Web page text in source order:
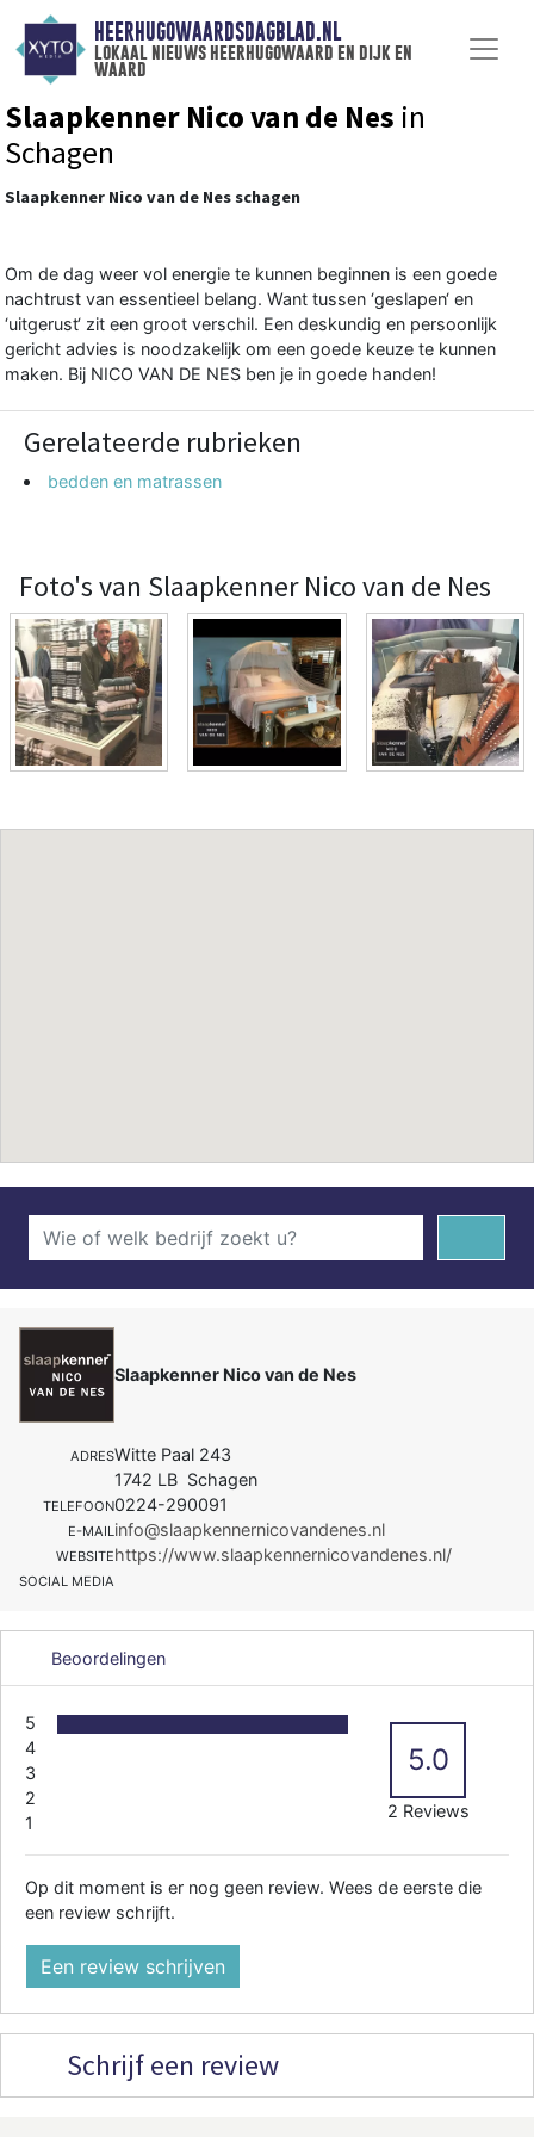
HEERHUGOWAARDSDAGBLAD.NL
lokaal nieuws heerhugowaard en dijk en
waard
Slaapkenner Nico van de Nes in
Schagen
Slaapkenner Nico van de Nes schagen
Om de dag weer vol energie te kunnen beginnen is een goede
nachtrust van essentieel belang. Want tussen ‘geslapen‘ en
‘uitgerust‘ zit een groot verschil. Een deskundig en persoonlijk
gericht advies is noodzakelijk om een goede keuze te kunnen
maken. Bij NICO VAN DE NES ben je in goede handen!
Gerelateerde rubrieken
bedden en matrassen
Foto's van Slaapkenner Nico van de Nes
Slaapkenner Nico van de Nes
ADRESWitte Paal 243
1742 LB Schagen
TELEFOON0224-290091
E-MAILinfo@slaapkennernicovandenes.nl
WEBSITEhttps://www.slaapkennernicovandenes.nl/
SOCIAL MEDIA
Beoordelingen
5
4
3
2
1
5.0
2 Reviews
Op dit moment is er nog geen review. Wees de eerste die
een review schrijft.
Een review schrijven
Schrijf een review